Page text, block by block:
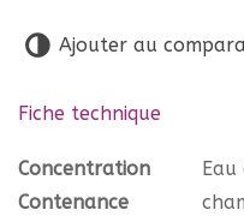
Ajouter au
Fiche technique
Concentration
Contenance